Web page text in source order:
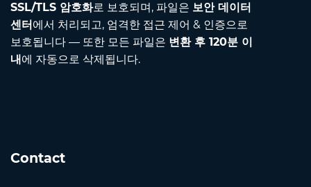
SSL/TLS 암호화로 보호되며, 파일은 보안 데이터
센터에서 처리되고, 엄격한 접근 제어 & 인증으로
보호됩니다 — 또한 모든 파일은 변환 후 120분 이
내에 자동으로 삭제됩니다.
Contact